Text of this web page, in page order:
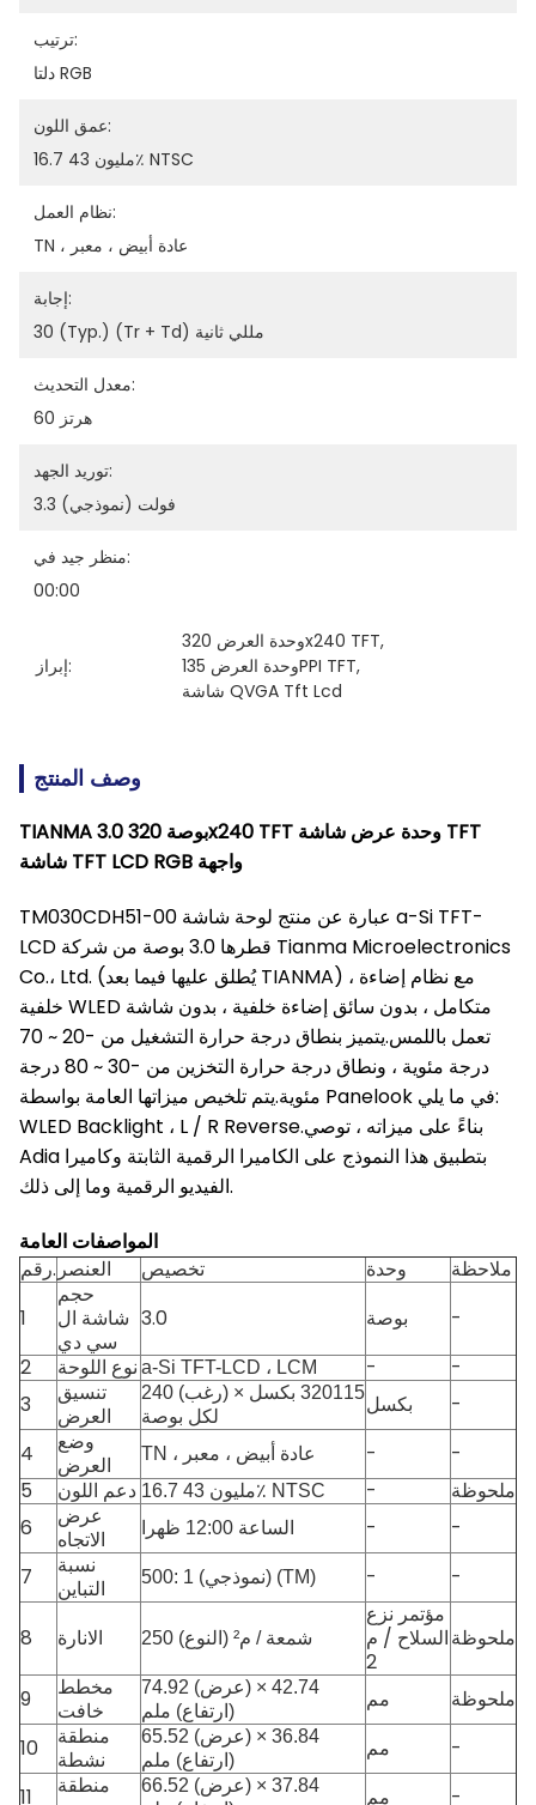
ترتيب:
دلتا RGB
عمق اللون:
16.7 مليون 43٪ NTSC
نظام العمل:
TN ، عادة أبيض ، معبر
إجابة:
30 (Typ.) (Tr + Td) مللي ثانية
معدل التحديث:
60 هرتز
توريد الجهد:
3.3 فولت (نموذجي)
منظر جيد في:
00:00
إبراز:
وحدة العرض 320x240 TFT,
وحدة العرض 135PPI TFT,
شاشة QVGA Tft Lcd
وصف المنتج
TIANMA 3.0 بوصة 320x240 TFT وحدة عرض شاشة TFT
شاشة TFT LCD RGB واجهة
TM030CDH51-00 عبارة عن منتج لوحة شاشة a-Si TFT-
LCD قطرها 3.0 بوصة من شركة Tianma Microelectronics
Co.، Ltd. (يُطلق عليها فيما بعد TIANMA) ، مع نظام إضاءة
خلفية WLED متكامل ، بدون سائق إضاءة خلفية ، بدون شاشة
تعمل باللمس.يتميز بنطاق درجة حرارة التشغيل من -20 ~ 70
درجة مئوية ، ونطاق درجة حرارة التخزين من -30 ~ 80 درجة
مئوية.يتم تلخيص ميزاتها العامة بواسطة Panelook في ما يلي:
WLED Backlight ، L / R Reverse.بناءً على ميزاته ، توصي
Adia بتطبيق هذا النموذج على الكاميرا الرقمية الثابتة وكاميرا
الفيديو الرقمية وما إلى ذلك.
المواصفات العامة
رقم. العنصر تخصيص وحدة
ملاحظة
1
حجم
شاشة ال
سي دي
3.0 بوصة
-
2
نوع اللوحة a-Si TFT-LCD ، LCM -
-
3
تنسيق
العرض
240 (رغب) × 320115 بكسل
لكل بوصة
بكسل
-
4
وضع
العرض
TN ، عادة أبيض ، معبر -
-
5
دعم اللون 16.7 مليون 43٪ NTSC -
ملحوظة
6
عرض
الاتجاه
الساعة 12:00 ظهرا -
-
7
نسبة
التباين
500: 1 (نموذجي) (TM) - -
8 الانارة 250 شمعة / م² (النوع)
مؤتمر نزع
السلاح / م
2
ملحوظة
9
مخطط
خافت
74.92 (عرض) × 42.74
(ارتفاع) ملم
مم
ملحوظة
10
منطقة
نشطة
65.52 (عرض) × 36.84
(ارتفاع) ملم
مم
-
11
منطقة
66.52 (عرض) × 37.84
مم -